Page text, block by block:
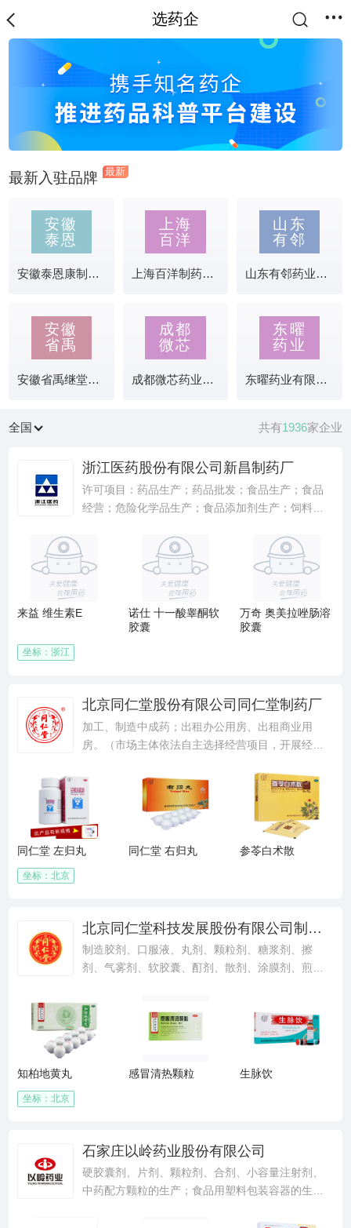
选药企
最新入驻品牌 最新
安徽
泰恩
安徽泰恩康制药有限公司
上海
百洋
上海百洋制药科技有限公司
山东
有邻
山东有邻药业有限公司
安徽
省禹
安徽省禹继堂生物科技有限公司
成都
微芯
成都微芯药业有限公司
东曜
药业
东曜药业有限公司
全国 共有1936家企业
浙江医药股份有限公司新昌制药厂
许可项目：药品生产；药品批发；食品生产；食品
经营；危险化学品生产；食品添加剂生产；饲料添
货物运输（含危险货物）(依法须经批准的项目，经
相关部门批准后方可开展经营活动，具体经营项目
以审批结果为准)。一般项目：技术服务、技术开
发、技术咨询、技术交流、技术转让、技术推广；
饲料添加剂销售；化工产品销售（不含许可类化工
产品）(除依法须经批准的项目外，凭营业执照依法
来益 维生素E
诺仕 十一酸睾酮软
胶囊
万奇 奥美拉唑肠溶
胶囊
坐标：浙江
北京同仁堂股份有限公司同仁堂制药厂
加工、制造中成药；出租办公用房、出租商业用
房。（市场主体依法自主选择经营项目，开展经营
批准的内容开展经营活动；不得从事国家和本市产
业政策禁止和限制类项目的经营活动。）
同仁堂 左归丸 同仁堂 右归丸 参苓白术散
坐标：北京
北京同仁堂科技发展股份有限公司制药厂
制造胶剂、口服液、丸剂、颗粒剂、糖浆剂、擦
剂、气雾剂、软胶囊、酊剂、散剂、涂膜剂、煎膏
销售包装食品。（依法须经批准的项目，经相关部
门批准后依批准的内容开展经营活动。）
知柏地黄丸 感冒清热颗粒 生脉饮
坐标：北京
石家庄以岭药业股份有限公司
硬胶囊剂、片剂、颗粒剂、合剂、小容量注射剂、
中药配方颗粒的生产；食品用塑料包装容器的生